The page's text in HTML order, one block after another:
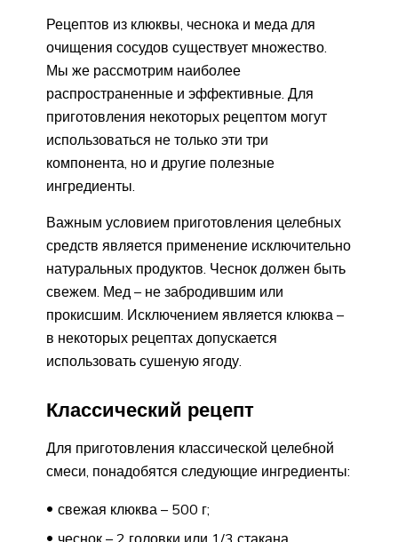
Рецептов из клюквы, чеснока и меда для
очищения сосудов существует множество.
Мы же рассмотрим наиболее
распространенные и эффективные. Для
приготовления некоторых рецептом могут
использоваться не только эти три
компонента, но и другие полезные
ингредиенты.
Важным условием приготовления целебных
средств является применение исключительно
натуральных продуктов. Чеснок должен быть
свежем. Мед – не забродившим или
прокисшим. Исключением является клюква –
в некоторых рецептах допускается
использовать сушеную ягоду.
Классический рецепт
Для приготовления классической целебной
смеси, понадобятся следующие ингредиенты:
свежая клюква – 500 г;
чеснок – 2 головки или 1/3 стакана